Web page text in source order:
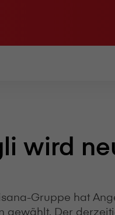
wird
Gruppe hat
gewählt. Der